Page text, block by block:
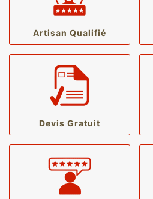
Artisan Qualifié
Devis Gratuit